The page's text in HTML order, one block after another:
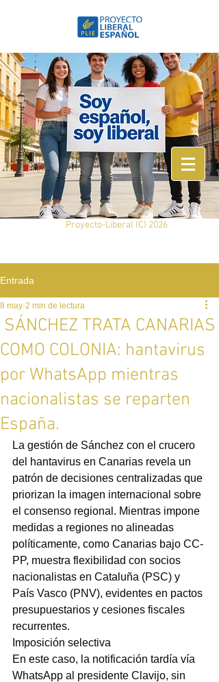
Proyecto-Liberal (C) 2026
Entrada
SÁNCHEZ TRATA CANARIAS
COMO COLONIA: hantavirus
por WhatsApp mientras
nacionalistas se reparten
España.
8 may 2 min de lectura
La gestión de Sánchez con el crucero
del hantavirus en Canarias revela un
patrón de decisiones centralizadas que
priorizan la imagen internacional sobre
el consenso regional. Mientras impone
medidas a regiones no alineadas
políticamente, como Canarias bajo CC-
PP, muestra flexibilidad con socios
nacionalistas en Cataluña (PSC) y
País Vasco (PNV), evidentes en pactos
presupuestarios y cesiones fiscales
recurrentes.
Imposición selectiva
En este caso, la notificación tardía vía
WhatsApp al presidente Clavijo, sin